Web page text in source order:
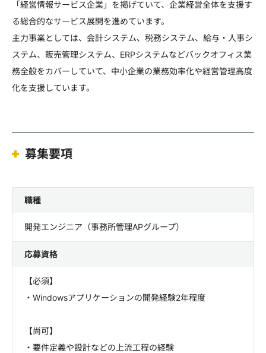
「経営情報サービス企業」を掲げていて、企業経営全体を支援す
る総合的なサービス展開を進めています。
主力事業としては、会計システム、税務システム、給与・人事シ
ステム、販売管理システム、ERPシステムなどバックオフィス業
務全般をカバーしていて、中小企業の業務効率化や経営管理高度
化を支援しています。
募集要項
職種
開発エンジニア（事務所管理APグループ）
応募資格
【必須】
・Windowsアプリケーションの開発経験2年程度
【尚可】
・要件定義や設計などの上流工程の経験